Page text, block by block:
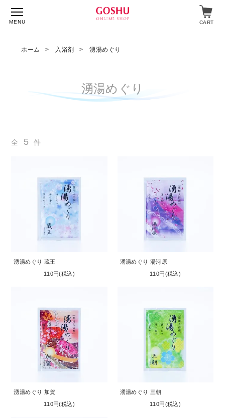
スキンケア
ショップガイド よくあるご質問
ギフト対応について メルマガ登録
MENU CART
ホーム 入浴剤 湧湯めぐり
湧湯めぐり
全 5 件
湧湯めぐり 蔵王
110円(税込)
湧湯めぐり 湯河原
110円(税込)
湧湯めぐり 加賀
110円(税込)
湧湯めぐり 三朝
110円(税込)